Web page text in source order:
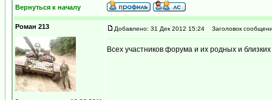
Вернуться к началу
Роман 213 Добавлено: 31 Дек 2012 15:24 Заголовок
Всех участников форума и их родных и